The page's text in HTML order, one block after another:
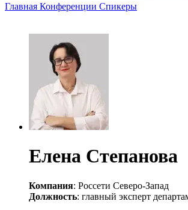
Главная Конференции Спикеры
Елена Степанова
Компания: Россети Северо-Запад
Должность: главный эксперт